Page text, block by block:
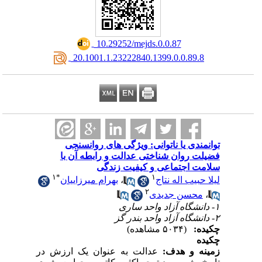
‎ 10.29252/mejds.0.0.87
‎ 20.1001.1.23222840.1399.0.0.89.8
توانمندی یا ناتوانی: ویژگی های روانسنجی
فضیلت روان شناختی عدالت و رابطه آن با
سلامت اجتماعی و کیفیت زندگی
لیلا حبیب اله نتاج۱ ،بهرام میرزاییان * ۱
،محسن جدیدی
۲- دانشگاه آزاد واحد بندر گز
چکیده:
چکیده
زمینه و هدف:عدالت به عنوان یک ارزش در